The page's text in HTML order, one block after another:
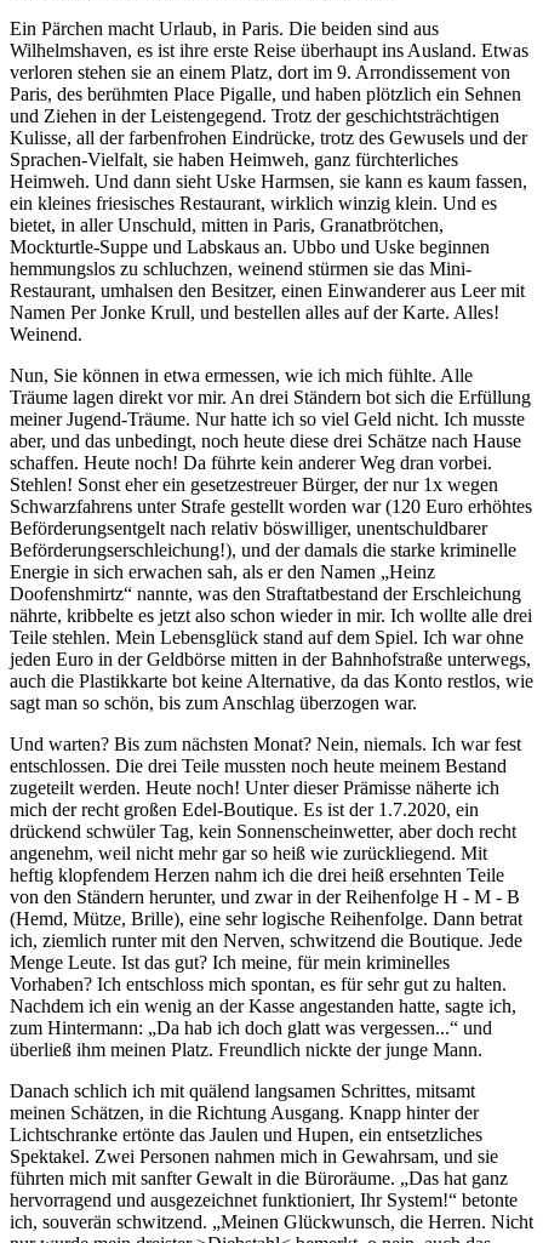
Ein Pärchen macht Urlaub, in Paris. Die beiden sind aus
Wilhelmshaven, es ist ihre erste Reise überhaupt ins Ausland. Etwas
verloren stehen sie an einem Platz, dort im 9. Arrondissement von
Paris, des berühmten Place Pigalle, und haben plötzlich ein Sehnen
und Ziehen in der Leistengegend. Trotz der geschichtsträchtigen
Kulisse, all der farbenfrohen Eindrücke, trotz des Gewusels und der
Sprachen-Vielfalt, sie haben Heimweh, ganz fürchterliches
Heimweh. Und dann sieht Uske Harmsen, sie kann es kaum fassen,
ein kleines friesisches Restaurant, wirklich winzig klein. Und es
bietet, in aller Unschuld, mitten in Paris, Granatbrötchen,
Mockturtle-Suppe und Labskaus an. Ubbo und Uske beginnen
hemmungslos zu schluchzen, weinend stürmen sie das Mini-
Restaurant, umhalsen den Besitzer, einen Einwanderer aus Leer mit
Namen Per Jonke Krull, und bestellen alles auf der Karte. Alles!
Weinend.
Nun, Sie können in etwa ermessen, wie ich mich fühlte. Alle
Träume lagen direkt vor mir. An drei Ständern bot sich die Erfüllung
meiner Jugend-Träume. Nur hatte ich so viel Geld nicht. Ich musste
aber, und das unbedingt, noch heute diese drei Schätze nach Hause
schaffen. Heute noch! Da führte kein anderer Weg dran vorbei.
Stehlen! Sonst eher ein gesetzestreuer Bürger, der nur 1x wegen
Schwarzfahrens unter Strafe gestellt worden war (120 Euro erhöhtes
Beförderungsentgelt nach relativ böswilliger, unentschuldbarer
Beförderungserschleichung!), und der damals die starke kriminelle
Energie in sich erwachen sah, als er den Namen „Heinz
Doofenshmirtz“ nannte, was den Straftatbestand der Erschleichung
nährte, kribbelte es jetzt also schon wieder in mir. Ich wollte alle drei
Teile stehlen. Mein Lebensglück stand auf dem Spiel. Ich war ohne
jeden Euro in der Geldbörse mitten in der Bahnhofstraße unterwegs,
auch die Plastikkarte bot keine Alternative, da das Konto restlos, wie
sagt man so schön, bis zum Anschlag überzogen war.
Und warten? Bis zum nächsten Monat? Nein, niemals. Ich war fest
entschlossen. Die drei Teile mussten noch heute meinem Bestand
zugeteilt werden. Heute noch! Unter dieser Prämisse näherte ich
mich der recht großen Edel-Boutique. Es ist der 1.7.2020, ein
drückend schwüler Tag, kein Sonnenscheinwetter, aber doch recht
angenehm, weil nicht mehr gar so heiß wie zurückliegend. Mit
heftig klopfendem Herzen nahm ich die drei heiß ersehnten Teile
von den Ständern herunter, und zwar in der Reihenfolge H - M - B
(Hemd, Mütze, Brille), eine sehr logische Reihenfolge. Dann betrat
ich, ziemlich runter mit den Nerven, schwitzend die Boutique. Jede
Menge Leute. Ist das gut? Ich meine, für mein kriminelles
Vorhaben? Ich entschloss mich spontan, es für sehr gut zu halten.
Nachdem ich ein wenig an der Kasse angestanden hatte, sagte ich,
zum Hintermann: „Da hab ich doch glatt was vergessen...“ und
überließ ihm meinen Platz. Freundlich nickte der junge Mann.
Danach schlich ich mit quälend langsamen Schrittes, mitsamt
meinen Schätzen, in die Richtung Ausgang. Knapp hinter der
Lichtschranke ertönte das Jaulen und Hupen, ein entsetzliches
Spektakel. Zwei Personen nahmen mich in Gewahrsam, und sie
führten mich mit sanfter Gewalt in die Büroräume. „Das hat ganz
hervorragend und ausgezeichnet funktioniert, Ihr System!“ betonte
ich, souverän schwitzend. „Meinen Glückwunsch, die Herren. Nicht